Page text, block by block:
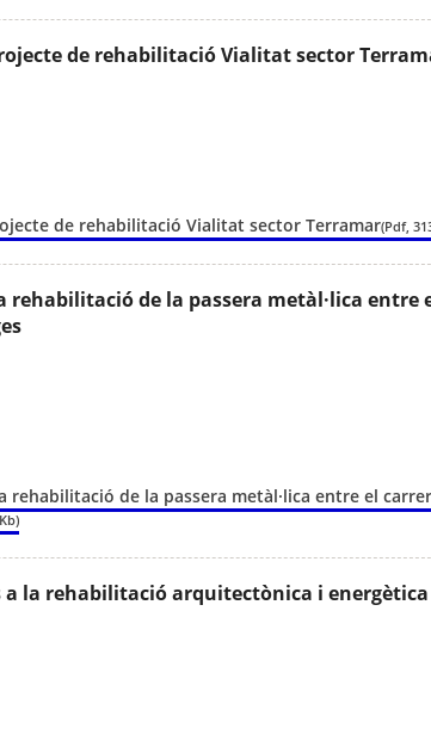
de rehabilitació Vialitat sector
de rehabilitació Vialitat sector Terramar(Pdf,
de la passera metàl·lica entre
de la passera metàl·lica entre el
la rehabilitació arquitectònica i energètica